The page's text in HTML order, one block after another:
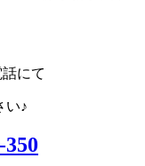
にて
い♪
350